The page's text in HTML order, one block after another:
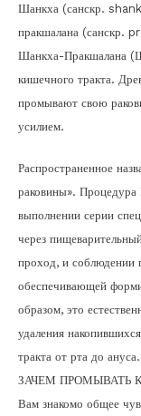
Шанкха (санскр.
пракшалана (санскр.
Шанкха-Пракшалана
кишечного тракта.
промывают свою
усилием.
Распространенное
раковины».
выполнении серии
через
проход, и соблюдении
обеспечивающей
образом, это
удаления
тракта от рта до ануса.
ЗАЧЕМ ПРОМЫВАТЬ
Вам знакомо общее